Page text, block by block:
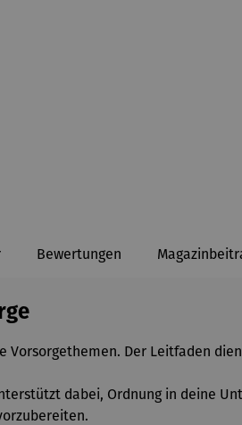
Bewertungen
Vorsorgethemen. Der Leitfaden
dabei, Ordnung in deine